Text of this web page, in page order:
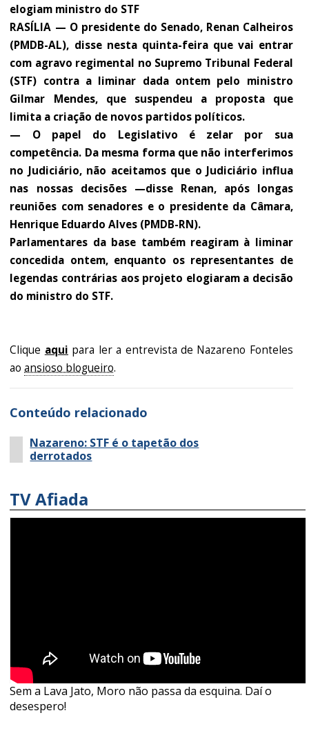
elogiam ministro do STF
RASÍLIA — O presidente do Senado, Renan Calheiros
(PMDB-AL), disse nesta quinta-feira que vai entrar
com agravo regimental no Supremo Tribunal Federal
(STF) contra a liminar dada ontem pelo ministro
Gilmar Mendes, que suspendeu a proposta que
limita a criação de novos partidos políticos.
— O papel do Legislativo é zelar por sua
competência. Da mesma forma que não interferimos
no Judiciário, não aceitamos que o Judiciário influa
nas nossas decisões —disse Renan, após longas
reuniões com senadores e o presidente da Câmara,
Henrique Eduardo Alves (PMDB-RN).
Parlamentares da base também reagiram à liminar
concedida ontem, enquanto os representantes de
legendas contrárias aos projeto elogiaram a decisão
do ministro do STF.
Clique aqui para ler a entrevista de Nazareno Fonteles
aoansioso blogueiro.
Conteúdo relacionado
Nazareno: STF é o tapetão dos
derrotados
TV Afiada
Sem a Lava Jato, Moro não passa da esquina. Daí o
desespero!